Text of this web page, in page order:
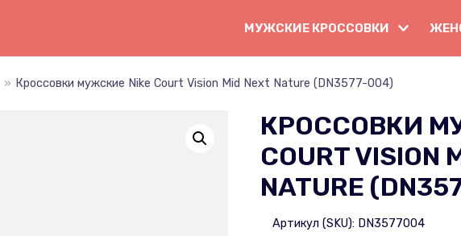
МУЖСКИЕ КРОССОВКИ
» Кроссовки мужские Nike Court Vision Mid Next Nature (DN3577-004)
КРОССОВКИ
COURT VISION
NATURE
Артикул (SKU): DN3577004